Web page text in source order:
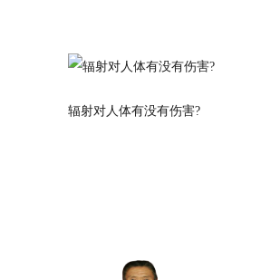
辐射对人体有没有伤害?